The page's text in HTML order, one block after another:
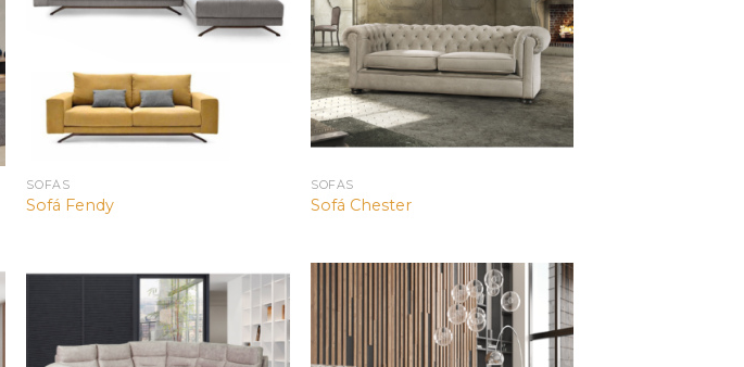
SOFÁS
Sofá Fendy
SOFÁS
Sofá Chester